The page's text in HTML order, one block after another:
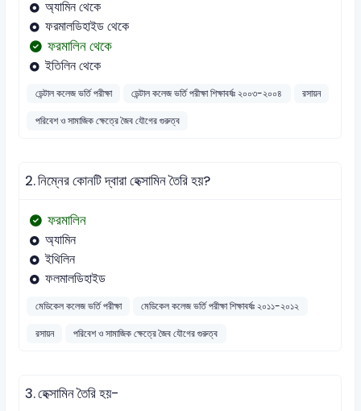
অ্যামিন থেকে
ফরমালডিহাইড থেকে
ফরমালিন থেকে
ইতিলিন থেকে
ডেন্টাল কলেজ ভর্তি পরীক্ষা ডেন্টাল কলেজ ভর্তি পরীক্ষা শিক্ষাবর্ষঃ ২০০৩-২০০৪
রসায়ন
পরিবেশ ও সামাজিক ক্ষেত্রে জৈব যৌগের গুরুত্ব
2.নিম্নের কোনটি দ্বারা হেক্সামিন তৈরি হয়?
ফরমালিন
অ্যামিন
ইথিলিন
ফলমালডিহাইড
মেডিকেল কলেজ ভর্তি পরীক্ষা
মেডিকেল কলেজ ভর্তি পরীক্ষা শিক্ষাবর্ষঃ ২০১১-২০১২
রসায়ন
পরিবেশ ও সামাজিক ক্ষেত্রে জৈব যৌগের গুরুত্ব
3.হেক্সামিন তৈরি হয়-